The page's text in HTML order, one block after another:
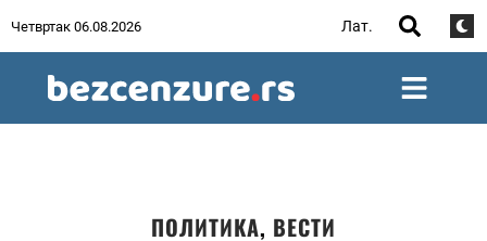
Четвртак 06.08.2026 Лат.
ПОЛИТИКА, ВЕСТИ